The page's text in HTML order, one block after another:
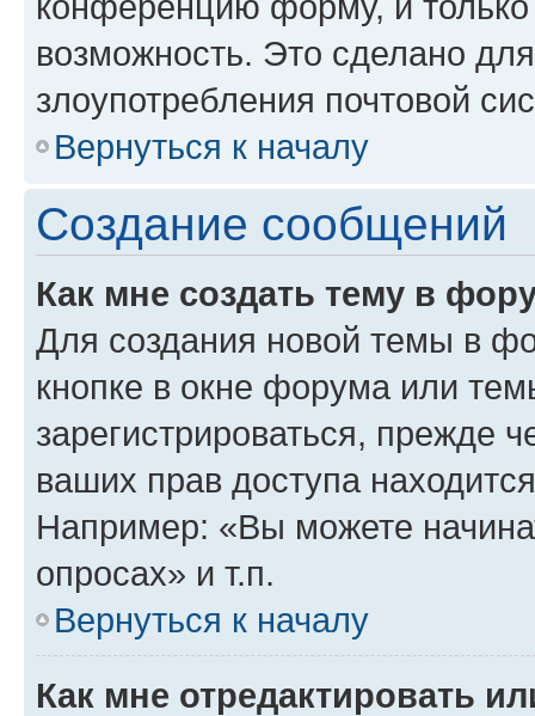
возможность. Это сделано
злоупотребления почтовой
Вернуться к началу
Создание сообщений
Как мне создать тему в
Для создания новой темы в
кнопке в окне форума или
зарегистрироваться, прежде
ваших прав доступа
Например: «Вы можете
опросах» и т.п.
Вернуться к началу
Как мне отредактировать